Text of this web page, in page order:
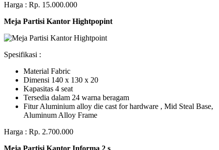
Harga : Rp. 15.000.000
Meja Partisi Kantor Hightpopint
Spesifikasi :
Material Fabric
Dimensi 140 x 130 x 20
Kapasitas 4 seat
Tersedia dalam 24 warna beragam
Fitur Aluminium alloy die cast for hardware , Mid Steal Base,
Aluminum Alloy Frame
Harga : Rp. 2.700.000
Meja Partisi Kantor Informa 2 s